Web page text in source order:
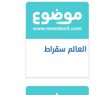
العالم سقراط